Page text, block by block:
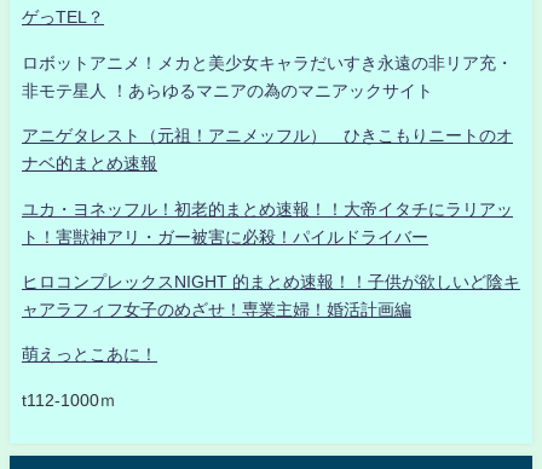
ゲっTEL？
ロボットアニメ！メカと美少女キャラだいすき永遠の非リア充・
非モテ星人 ！あらゆるマニアの為のマニアックサイト
アニゲタレスト（元祖！アニメッフル） ひきこもりニートのオ
ナベ的まとめ速報
ユカ・ヨネッフル！初老的まとめ速報！！大帝イタチにラリアッ
ト！害獣神アリ・ガー被害に必殺！パイルドライバー
ヒロコンプレックスNIGHT 的まとめ速報！！子供が欲しいど陰キ
ャアラフィフ女子のめざせ！専業主婦！婚活計画編
萌えっとこあに！
t112-1000ｍ